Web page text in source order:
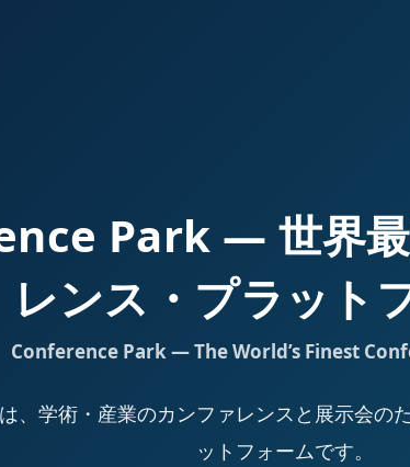
Park — 世界
レンス・プラット
Conference Park — The World’s Finest
、学術・産業のカンファレンスと展示会の
ットフォームです。